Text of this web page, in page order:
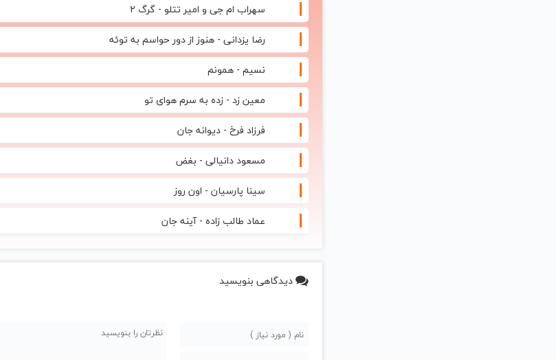
سهراب ام جی و امیر تتلو - گرگ 2
رضا یزدانی - هنوز از دور حواسم به توئه
نسیم - همونم
معین زد - زده به سرم هوای تو
فرزاد فرخ - دیوانه جان
مسعود دانیالی - بغض
سینا پارسیان - اون روز
عماد طالب زاده - آینه جان
دیدگاهی بنویسید